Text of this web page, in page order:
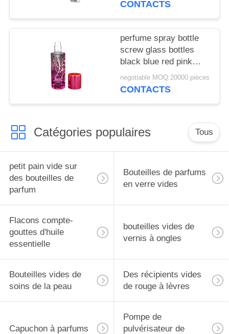
DU
PRIVACY
POLICY
CONTACTS
perfume spray bottle
screw glass bottles
black blue red pink
green cap plastic and
metal
negotiable MOQ:20000 pièces
CONTACTS
Catégories populaires Tous
petit pain vide sur
des bouteilles de
parfum
Bouteilles de parfums
en verre vides
Flacons compte-
gouttes d'huile
essentielle
bouteilles vides de
vernis à ongles
Bouteilles vides de
soins de la peau
Des récipients vides
de rouge à lèvres
Capuchon à parfums
Pompe de
pulvérisateur de